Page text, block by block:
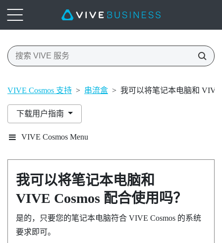
VIVE Cosmos 支持 > 串流盒 > 我可以将笔记本电脑和 VIVE
下载用户指南
VIVE Cosmos Menu
我可以将笔记本电脑和
VIVE Cosmos 配合使用吗？
是的，只要您的笔记本电脑符合 VIVE Cosmos 的系统
要求即可。